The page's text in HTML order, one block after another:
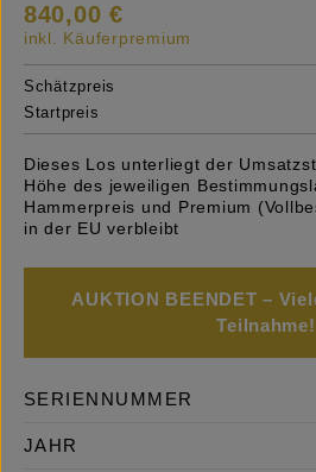
840,00 €
inkl. Käuferpremium
Schätzpreis
Startpreis
Dieses Los unterliegt der
Höhe des jeweiligen
Hammerpreis und Premium
in der EU verbleibt
AUKTION BEENDET –
Teilnahme!
SERIENNUMMER
JAHR